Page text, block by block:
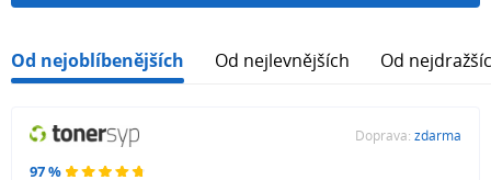
Od nejoblíbenějších Od nejlevnějších Od
97 %
Doprava: zdarma